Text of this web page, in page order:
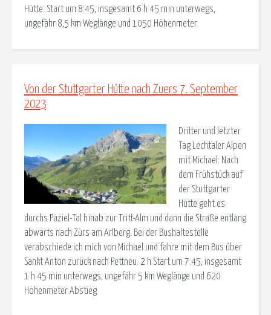
Hütte. Start um 8:45, insgesamt 6 h 45 min unterwegs,
ungefähr 8,5 km Weglänge und 1050 Höhenmeter.
Von der Stuttgarter Hütte nach Zuers 7. September
2023
Dritter und letzter
Tag Lechtaler Alpen
mit Michael: Nach
dem Frühstück auf
der Stuttgarter
Hütte geht es
durchs Paziel-Tal hinab zur Tritt-Alm und dann die Straße entlang
abwärts nach Zürs am Arlberg. Bei der Bushaltestelle
verabschiede ich mich von Michael und fahre mit dem Bus über
Sankt Anton zurück nach Pettneu. 2 h Start um 7:45, insgesamt
1 h 45 min unterwegs, ungefähr 5 km Weglänge und 620
Höhenmeter Abstieg.